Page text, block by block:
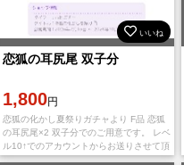
いいね
恋狐の耳尻尾 双子分
1,800円
恋狐の化かし夏祭りガチャより F品 恋狐
の耳尻尾×2 双子分でのご用意です。 レベ
ル10↑でのアカウントからお送りさせて頂
きます。また、贈り合いを予定している